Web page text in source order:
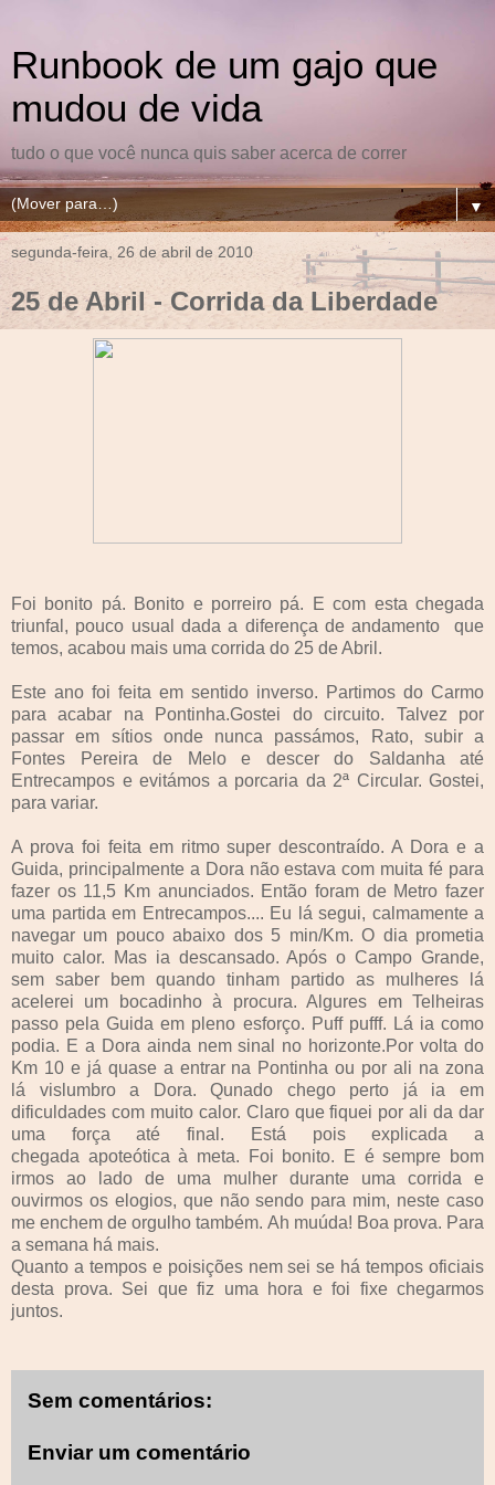
Runbook de um gajo que
mudou de vida
tudo o que você nunca quis saber acerca de correr
▼
segunda-feira, 26 de abril de 2010
25 de Abril - Corrida da Liberdade
Foi bonito pá. Bonito e porreiro pá. E com esta chegada
triunfal, pouco usual dada a diferença de andamento que
temos, acabou mais uma corrida do 25 de Abril.
Este ano foi feita em sentido inverso. Partimos do Carmo
para acabar na Pontinha.Gostei do circuito. Talvez por
passar em sítios onde nunca passámos, Rato, subir a
Fontes Pereira de Melo e descer do Saldanha até
Entrecampos e evitámos a porcaria da 2ª Circular. Gostei,
para variar.
A prova foi feita em ritmo super descontraído. A Dora e a
Guida, principalmente a Dora não estava com muita fé para
fazer os 11,5 Km anunciados. Então foram de Metro fazer
uma partida em Entrecampos.... Eu lá segui, calmamente a
navegar um pouco abaixo dos 5 min/Km. O dia prometia
muito calor. Mas ia descansado. Após o Campo Grande,
sem saber bem quando tinham partido as mulheres lá
acelerei um bocadinho à procura. Algures em Telheiras
passo pela Guida em pleno esforço. Puff pufff. Lá ia como
podia. E a Dora ainda nem sinal no horizonte.Por volta do
Km 10 e já quase a entrar na Pontinha ou por ali na zona
lá vislumbro a Dora. Qunado chego perto já ia em
dificuldades com muito calor. Claro que fiquei por ali da dar
uma força até final. Está pois explicada a
chegada apoteótica à meta. Foi bonito. E é sempre bom
irmos ao lado de uma mulher durante uma corrida e
ouvirmos os elogios, que não sendo para mim, neste caso
me enchem de orgulho também. Ah muúda! Boa prova. Para
a semana há mais.
Quanto a tempos e poisições nem sei se há tempos oficiais
desta prova. Sei que fiz uma hora e foi fixe chegarmos
juntos.
Sem comentários:
Enviar um comentário